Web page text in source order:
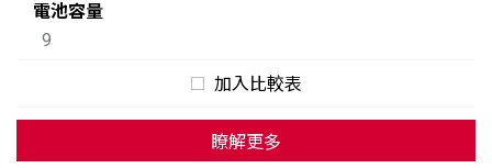
電池容量
9
加入比較表
瞭解更多